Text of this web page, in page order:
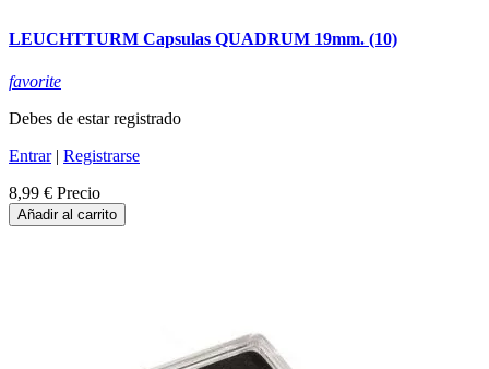
LEUCHTTURM Capsulas QUADRUM 19mm. (10)
favorite
Debes de estar registrado
Entrar| Registrarse
8,99 € Precio
Añadir al carrito